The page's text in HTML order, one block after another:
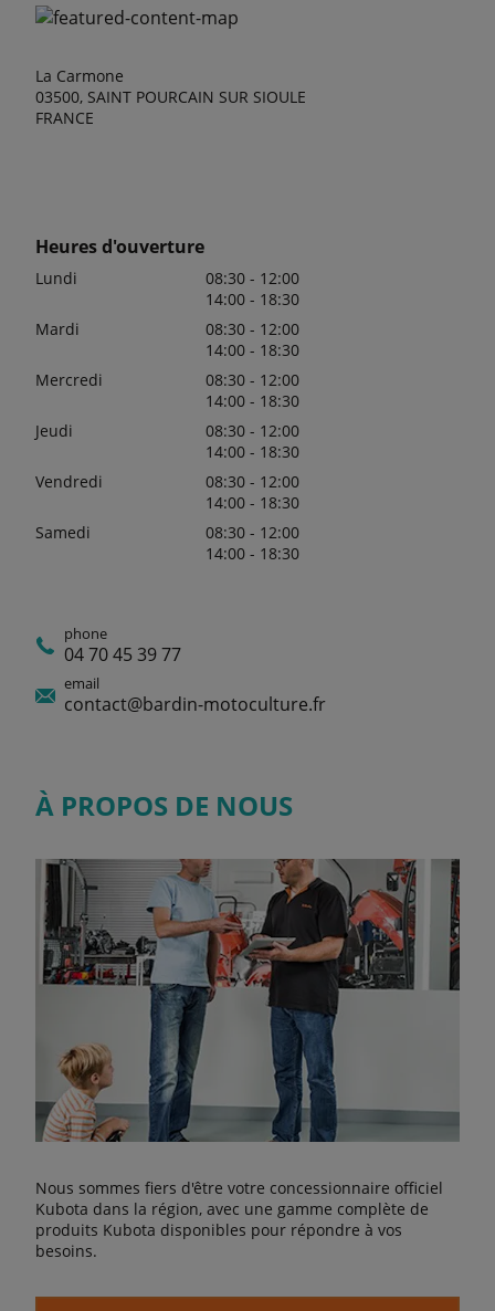
La Carmone
03500, SAINT POURCAIN SUR SIOULE
FRANCE
Heures d'ouverture
Lundi
08:30 - 12:00
14:00 - 18:30
Mardi
08:30 - 12:00
14:00 - 18:30
Mercredi
08:30 - 12:00
14:00 - 18:30
Jeudi
08:30 - 12:00
14:00 - 18:30
Vendredi
08:30 - 12:00
14:00 - 18:30
Samedi
08:30 - 12:00
14:00 - 18:30
phone
04 70 45 39 77
email
contact@bardin-motoculture.fr
À PROPOS DE NOUS
Nous sommes fiers d'être votre concessionnaire officiel
Kubota dans la région, avec une gamme complète de
produits Kubota disponibles pour répondre à vos
besoins.